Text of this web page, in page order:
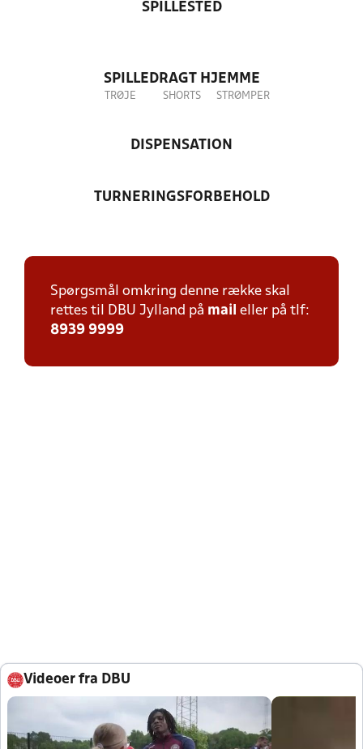
SPILLESTED
SPILLEDRAGT HJEMME
TRØJE SHORTS STRØMPER
DISPENSATION
TURNERINGSFORBEHOLD
Spørgsmål omkring denne række skal
rettes til DBU Jylland på mail eller på tlf:
8939 9999
Videoer fra DBU